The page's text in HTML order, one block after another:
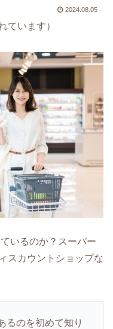
2024.08.05
ています）
いるのか？スーパー
スカウントショップな
るのを初めて知り